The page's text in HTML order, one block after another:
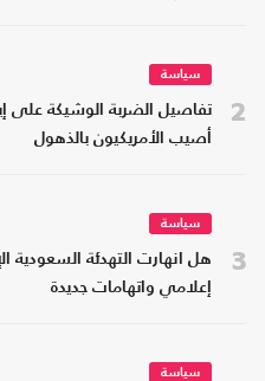
2
سياسة
تفاصيل الضربة الوشيكة على
أصيب الأمريكيون بالذهول
3
سياسة
هل انهارت التهدئة السعودية
إعلامي واتهامات جديدة
سياسة